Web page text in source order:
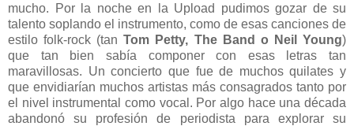
mucho. Por la noche en la Upload pudimos gozar de su
talento soplando el instrumento, como de esas canciones de
estilo folk-rock (tanTom Petty, The Band o Neil Young)
que tan bien sabía componer con esas letras tan
maravillosas. Un concierto que fue de muchos quilates y
que envidiarían muchos artistas más consagrados tanto por
el nivel instrumental como vocal. Por algo hace una década
abandonó su profesión de periodista para explorar su